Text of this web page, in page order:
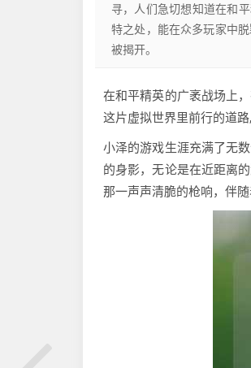
寻，人们急切想知道在和
特之处，能在众多玩家中
被揭开。
在和平精英的广袤战场上
这片虚拟世界里前行的道
小泽的游戏生涯充满了无
的身影，无论是在近距离
那一声声清脆的枪响，伴